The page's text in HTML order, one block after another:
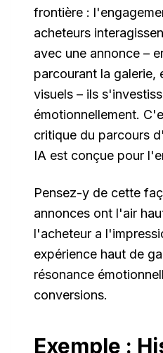
frontière :
acheteurs
avec une annonce –
parcourant la galerie,
visuels – ils
émotionnellement.
critique du parcours
IA est conçue pour
Pensez-y de cette
annonces ont l'air
l'acheteur a
expérience haut de
résonance
conversions.
Exemple :